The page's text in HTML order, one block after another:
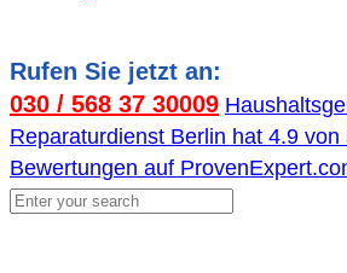
Rufen Sie jetzt an:
030 / 568 37 30009
Reparaturdienst Berlin hat 4.9 von
Bewertungen auf